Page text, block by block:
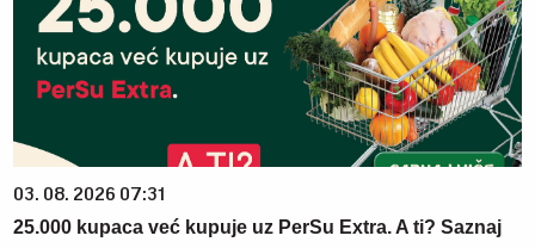
03. 08. 2026 07:31
25.000 kupaca već kupuje uz PerSu Extra. A ti? Saznaj